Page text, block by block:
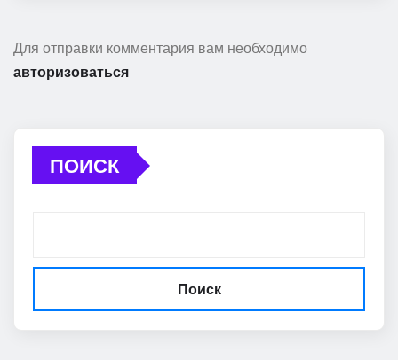
Для отправки комментария вам необходимо
авторизоваться
ПОИСК
Поиск